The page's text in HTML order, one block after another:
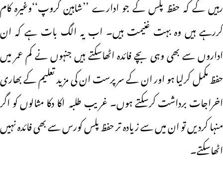
رہیں گے کہ حفظ پلس کے جو ادارے ’’شاہین گروپ‘‘وغیرہ کام
کررہے ہیں وہ بہت غنیمت ہیں۔ اب یہ الگ بات ہے کہ ان
اداروں سے بھی وہی بچے فائدہ اٹھاسکتے ہیں جنہوں نے کم عمر میں
حفظ مکمل کرلیا ہو اور ان کے سرپرست ان کی مزید تعلیم کے بھاری
اخراجات برداشت کرسکتے ہوں۔ غریب طلبہ اکا دکا مثالوں کو اگر
منہا کردیں تو ان میں سے زیادہ تر حفظ پلس کورس سے بھی فائدہ نہیں
اٹھاسکتے۔